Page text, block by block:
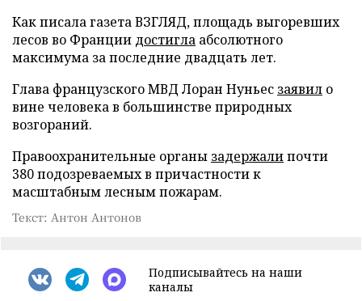
Как писала газета ВЗГЛЯД, площадь выгоревших
лесов во Франции достигла абсолютного
максимума за последние двадцать лет.
Глава французского МВД Лоран Нуньес заявил о
вине человека в большинстве природных
возгораний.
Правоохранительные органы задержалипочти
380 подозреваемых в причастности к
масштабным лесным пожарам.
Текст: Антон Антонов
Подписывайтесь на наши
каналы